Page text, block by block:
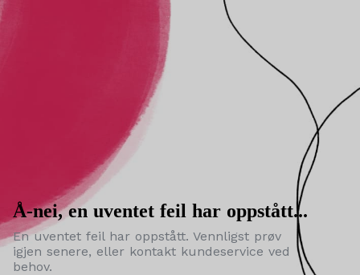
Å-nei, en uventet feil har oppstått...
En uventet feil har oppstått. Vennligst prøv
igjen senere, eller kontakt kundeservice ved
behov.